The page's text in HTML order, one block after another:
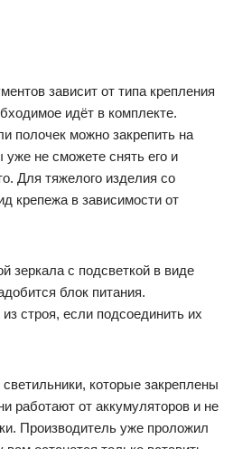
зависит от типа крепления
идёт в комплекте.
полочек можно закрепить на
не сможете снять его и
Для тяжелого изделия со
крепежа в зависимости от
зеркала с подсветкой в виде
блок питания.
строя, если подсоединить их
которые закреплены
работают от аккумуляторов и не
Производитель уже проложил